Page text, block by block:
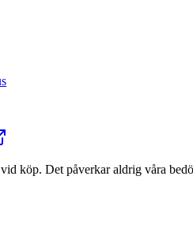
köp. Det påverkar aldrig våra